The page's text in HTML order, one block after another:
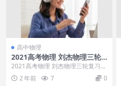
高中物理
2021高考物理 刘杰物理三轮
复习押题课
2021高考物理 刘杰物理三轮复习押
题课冲刺班群资料00.必读内容.jpg2
02...2 年前 7 0